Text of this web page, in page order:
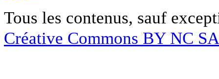
Tous les contenus, sauf
Créative Commons BY NC SA